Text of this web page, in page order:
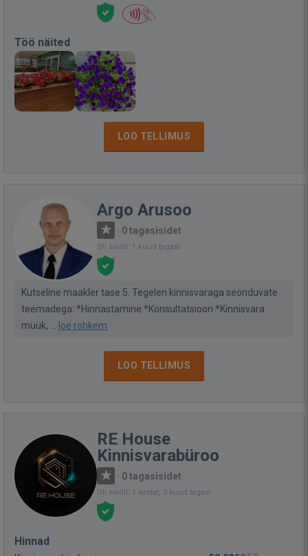
Töö näited
LOO TELLIMUS
Argo Arusoo
· 0 tagasisidet
Oli saidil: 1 kuud tagasi
Kutseline maakler tase 5. Tegelen kinnisvaraga seonduvate
teemadega: *Hinnastamine *Konsultatsioon *Kinnisvara
müük, ...
loe rohkem
LOO TELLIMUS
RE House
Kinnisvarabüroo
· 0 tagasisidet
Oli saidil: 1 aastat, 3 kuud tagasi
Hinnad